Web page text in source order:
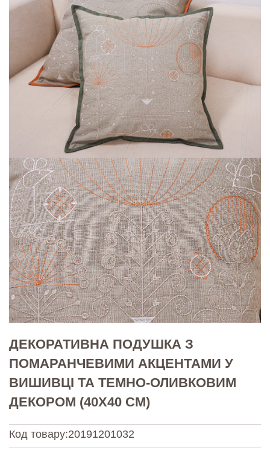
ДЕКОРАТИВНА ПОДУШКА З
ПОМАРАНЧЕВИМИ АКЦЕНТАМИ У
ВИШИВЦІ ТА ТЕМНО-ОЛИВКОВИМ
ДЕКОРОМ (40Х40 СМ)
Код товару:20191201032